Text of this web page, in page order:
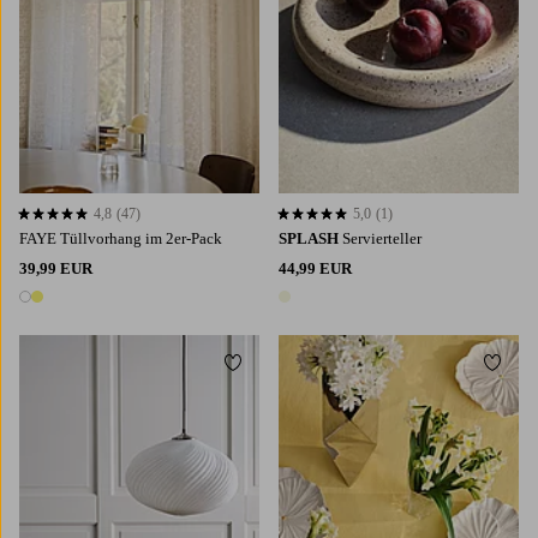
FAYE Tüllvorhang im 2er-Pack
39,99 EUR
2 Farben
4,8 basierend auf 47 Bewertungen
4,8 (47)
SPLASH Servierteller
44,99 EUR
1 Farbe
5,0 basierend auf 1 Bewertungen
5,0 (1)
Zu Favoriten hinzufügen Zu